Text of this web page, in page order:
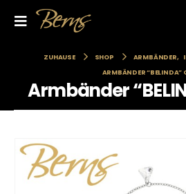
ZUHAUSE SHOP ARMBÄNDER,
ARMBÄNDER “BELINDA”
Armbänder